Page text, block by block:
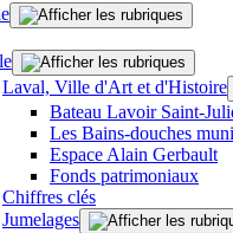
Laval, Ville d'Art et d'Histoire
Bateau Lavoir Saint-
Les Bains-douches
Espace Alain Gerbault
Fonds patrimoniaux
Chiffres clés
Jumelages